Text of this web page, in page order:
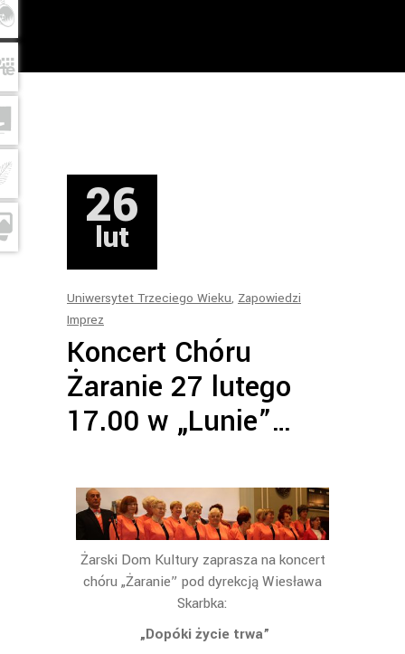
26
lut
Uniwersytet Trzeciego Wieku, Zapowiedzi
Imprez
Koncert Chóru
Żaranie 27 lutego
17.00 w „Lunie”…
Żarski Dom Kultury zaprasza na koncert
chóru „Żaranie” pod dyrekcją Wiesława
Skarbka:
„Dopóki życie trwa”